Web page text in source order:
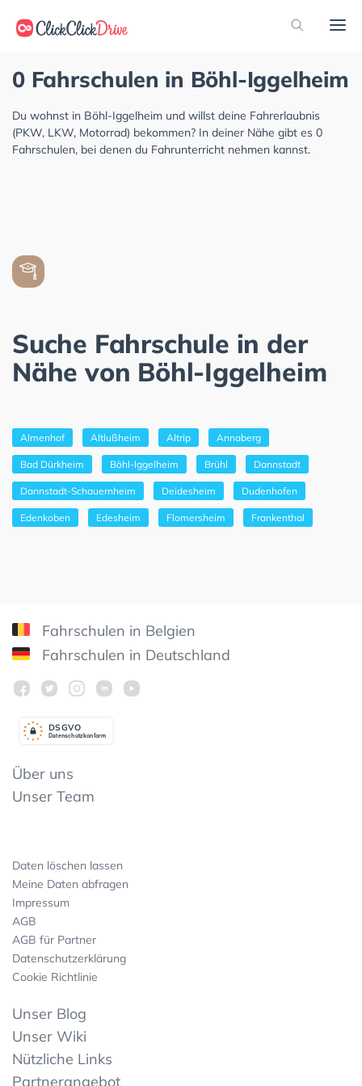
0 Fahrschulen in Böhl-Iggelheim
Du wohnst in Böhl-Iggelheim und willst deine Fahrerlaubnis
(PKW, LKW, Motorrad) bekommen? In deiner Nähe gibt es 0
Fahrschulen, bei denen du Fahrunterricht nehmen kannst.
Suche Fahrschule in der
Nähe von Böhl-Iggelheim
Almenhof Altlußheim Altrip Annaberg
Bad Dürkheim Böhl-Iggelheim Brühl Dannstadt
Dannstadt-Schauernheim Deidesheim Dudenhofen
Edenkoben Edesheim Flomersheim Frankenthal
Fahrschulen in Belgien
Fahrschulen in Deutschland
Datenschutzkonform
DSGVO
Über uns
Unser Team
Daten löschen lassen
Meine Daten abfragen
Impressum
AGB
AGB für Partner
Datenschutzerklärung
Cookie Richtlinie
Unser Blog
Unser Wiki
Nützliche Links
Partnerangebot